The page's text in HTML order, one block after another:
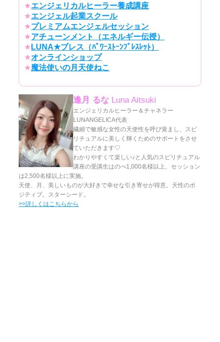
★エンジェリカルヒーラー養成講座
★エンジェル起業スクール
★プレミアムエンジェルセッション
★アチューンメント（エネルギー伝授）
★ LUNA★ブレス（ﾊﾟﾜｰｽﾄｰﾝﾌﾞﾚｽﾚｯﾄ）
★オンラインショップ
★魔法使いの月天使ねこ
逢月 るな Luna Aitsuki
エンジェリカルヒーラー＆チャネラー
LUNANGELICA代表
繊細で敏感な女性の天使性を呼び覚まし、スピ
リチュアルに美しく輝くためのサポートをさせ
ていただきます♡
わかりやすくて楽しい♪と人気のスピリチュアル
講座の受講生はのべ1,000名様以上、セッション
は2,500名様以上に実施。
天使、月、美しいものが大好きで幸せな引き寄せが得意。天性のポ
ジティブ。スターシード。
>>詳しくはこちらから